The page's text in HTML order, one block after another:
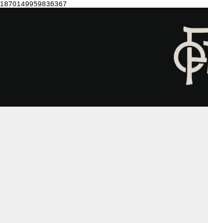
1870149959836367